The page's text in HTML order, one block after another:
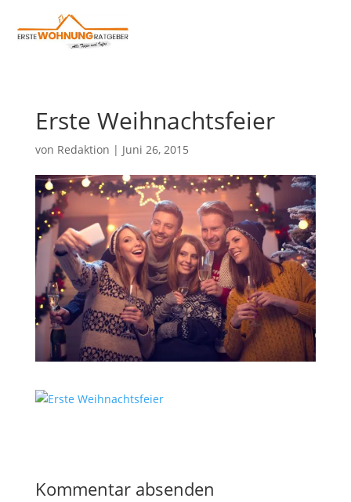
Erste Weihnachtsfeier
von Redaktion | Juni 26, 2015
Kommentar absenden